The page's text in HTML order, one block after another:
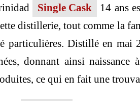
14
ans
Single Cask
14 ans
distillerie, tout comme la
particulières. Distillé en mai
donnant ainsi naissance
ce qui en fait une